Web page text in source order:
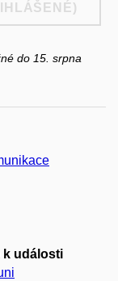
do 15. srpna
k události